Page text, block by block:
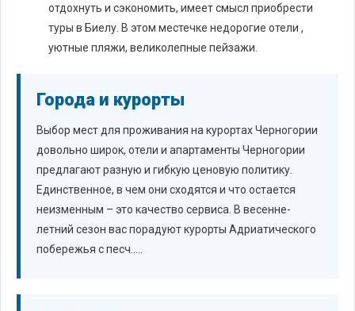
отдохнуть и сэкономить, имеет смысл приобрести
туры в Биелу. В этом местечке недорогие отели ,
уютные пляжи, великолепные пейзажи.
Города и курорты
Выбор мест для проживания на курортах Черногории
довольно широк, отели и апартаменты Черногории
предлагают разную и гибкую ценовую политику.
Единственное, в чем они сходятся и что остается
неизменным – это качество сервиса. В весенне-
летний сезон вас порадуют курорты Адриатического
побережья с песч.....